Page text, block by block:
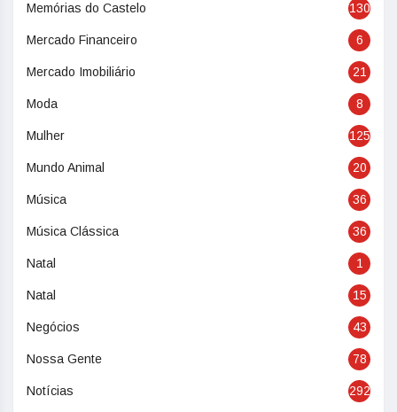
Memórias do Castelo 130
Mercado Financeiro 6
Mercado Imobiliário 21
Moda 8
Mulher 125
Mundo Animal 20
Música 36
Música Clássica 36
Natal 1
Natal 15
Negócios 43
Nossa Gente 78
Notícias 292